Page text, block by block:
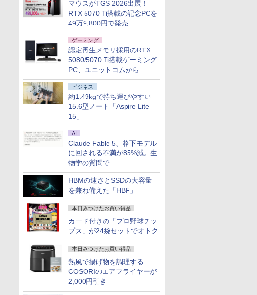
マウスがTGS 2026出展！
RTX 5070 Ti搭載の記念PCを
49万9,800円で発売
ゲーミング
認定再生メモリ採用のRTX
5080/5070 Ti搭載ゲーミング
PC、ユニットコムから
ビジネス
約1.49kgで持ち運びやすい
15.6型ノート「Aspire Lite
15」
AI
Claude Fable 5、格下モデル
に回される不満が85%減。生
物学の質問で
HBMの速さとSSDの大容量
を兼ね備えた「HBF」
本日みつけたお買い得品
カード付きの「プロ野球チッ
プス」が24袋セットでオトク
本日みつけたお買い得品
熱風で揚げ物を調理する
COSORIのエアフライヤーが
2,000円引き